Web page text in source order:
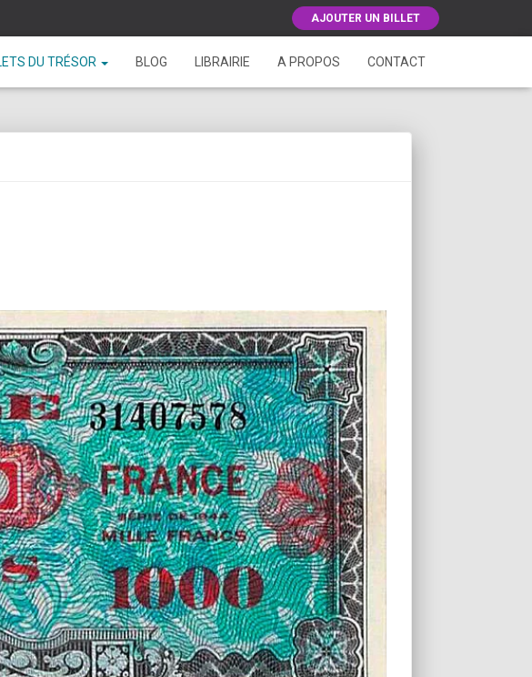
AJOUTER UN BILLET
DU TRÉSOR BLOG LIBRAIRIE A PROPOS CONTACT